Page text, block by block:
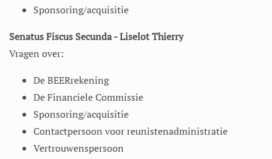
Sponsoring/acquisitie
Senatus Fiscus Secunda​ - Liselot Thierry
Vragen over:
De BEERrekening
De Financiele Commissie
Sponsoring/acquisitie
Contactpersoon voor reunistenadministratie
Vertrouwenspersoon